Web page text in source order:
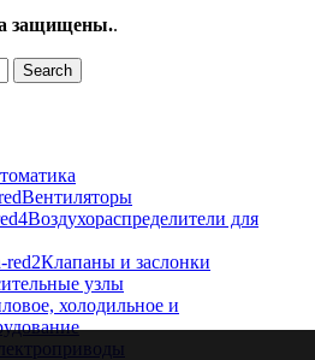
защищены..
Search
Вентиляторы
Воздухораспределители для
Клапаны и заслонки
узлы
холодильное и